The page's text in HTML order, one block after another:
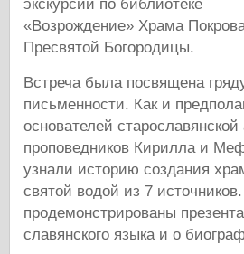
экскурсии по библиотеке
«Возрождение» Храма
Пресвятой Богородицы.
Встреча была посвящена
письменности. Как и
основателей
проповедников Кирилла и
узнали историю создания
святой водой из 7
продемонстрированы
славянского языка и о